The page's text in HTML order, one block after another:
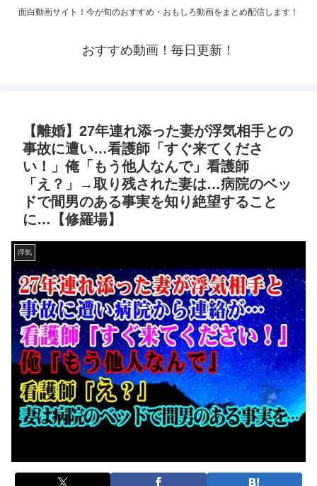
面白動画サイト！今が旬のおすすめ・おもしろ動画をまとめ配信します！
おすすめ動画！毎日更新！
【離婚】27年連れ添った妻が浮気相手との
事故に遭い…看護師「すぐ来てくださ
い！」俺「もう他人なんで」看護師
「え？」→取り残された妻は…病院のベッ
ドで間男のある事実を知り絶望すること
に…【修羅場】
浮気